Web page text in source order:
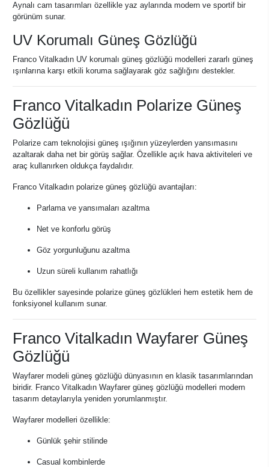
Aynalı cam tasarımları özellikle yaz aylarında modern ve sportif bir
görünüm sunar.
UV Korumalı Güneş Gözlüğü
Franco Vitalkadın UV korumalı güneş gözlüğü modelleri zararlı güneş
ışınlarına karşı etkili koruma sağlayarak göz sağlığını destekler.
Franco Vitalkadın Polarize Güneş
Gözlüğü
Polarize cam teknolojisi güneş ışığının yüzeylerden yansımasını
azaltarak daha net bir görüş sağlar. Özellikle açık hava aktiviteleri ve
araç kullanırken oldukça faydalıdır.
Franco Vitalkadın polarize güneş gözlüğü avantajları:
Parlama ve yansımaları azaltma
Net ve konforlu görüş
Göz yorgunluğunu azaltma
Uzun süreli kullanım rahatlığı
Bu özellikler sayesinde polarize güneş gözlükleri hem estetik hem de
fonksiyonel kullanım sunar.
Franco Vitalkadın Wayfarer Güneş
Gözlüğü
Wayfarer modeli güneş gözlüğü dünyasının en klasik tasarımlarından
biridir. Franco Vitalkadın Wayfarer güneş gözlüğü modelleri modern
tasarım detaylarıyla yeniden yorumlanmıştır.
Wayfarer modelleri özellikle:
Günlük şehir stilinde
Casual kombinlerde